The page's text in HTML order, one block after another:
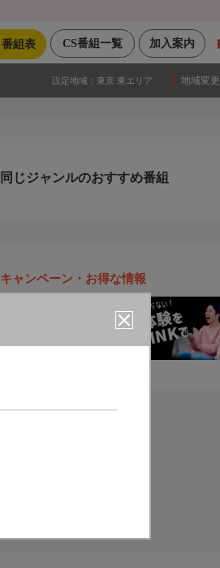
加入案内
CS番組一覧
番組表
設定地域： 東京 東エリア 地域変更
同じジャンルのおすすめ番組
キャンペーン・お得な情報